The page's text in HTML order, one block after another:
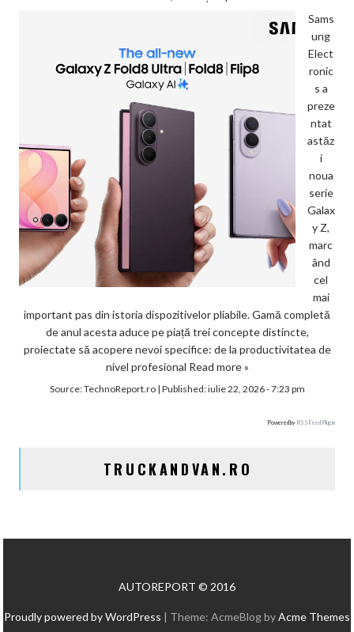
Sams
ung
Elect
ronic
s a
preze
ntat
astăz
i
noua
serie
Galax
y Z,
marc
ând
cel
mai
important pas din istoria dispozitivelor pliabile. Gamă completă
de anul acesta aduce pe piață trei concepte distincte,
proiectate să acopere nevoi specifice: de la productivitatea de
nivel profesional Read more »
Source:TechnoReport.ro| Published:iulie 22, 2026 - 7:23 pm
Powered by RSS Feed Plugin
TRUCKANDVAN.RO
AUTOREPORT © 2016
Proudly powered by WordPress Theme: AcmeBlog byAcme Themes